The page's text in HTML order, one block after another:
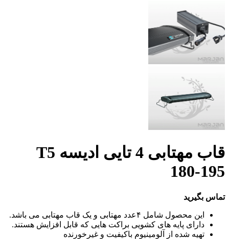
قاب مهتابی 4 تایی ادیسه T5
180-195
تماس بگیرید
این محصول شامل ۴عدد مهتابی و یک قاب مهتابی می باشد.
دارای پایه های کشویی براکت هایی که قابل افزایش هستند.
تهیه شده از آلومینیوم باکیفیت و غیرخورنده